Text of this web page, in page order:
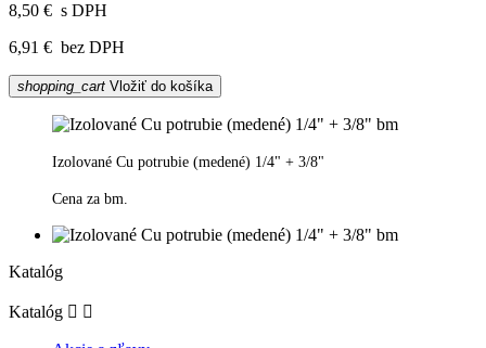
8,50 € s DPH
6,91 € bez DPH
shopping_cart Vložiť do košíka
Izolované Cu potrubie (medené) 1/4" + 3/8"
Cena za bm.
Katalóg
Katalóg  